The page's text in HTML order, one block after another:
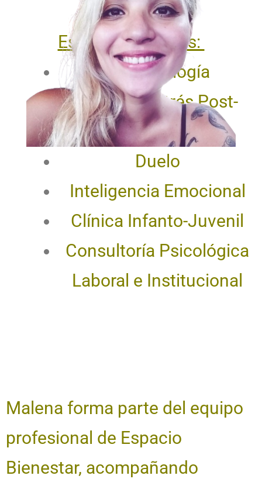
(Focusing)
Especializaciones:
Suiciodología
Trauma. Estrés Post-
traumático
Duelo
Inteligencia Emocional
Clínica Infanto-Juvenil
Consultoría Psicológica
Laboral e Institucional
Malena forma parte del equipo
profesional de Espacio
Bienestar, acompañando